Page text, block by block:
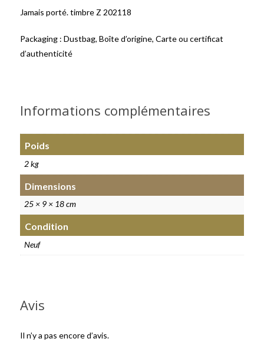
Jamais porté. timbre Z 202118
Packaging : Dustbag, Boîte d’origine, Carte ou certificat
d’authenticité
Informations complémentaires
Poids
2 kg
Dimensions
25 × 9 × 18 cm
Condition
Neuf
Avis
Il n’y a pas encore d’avis.